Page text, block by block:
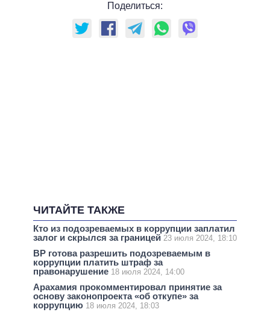
Поделиться:
ЧИТАЙТЕ ТАКЖЕ
Кто из подозреваемых в коррупции заплатил
залог и скрылся за границей 23 июля 2024, 18:10
ВР готова разрешить подозреваемым в
коррупции платить штраф за
правонарушение 18 июля 2024, 14:00
Арахамия прокомментировал принятие за
основу законопроекта «об откупе» за
коррупцию 18 июля 2024, 18:03